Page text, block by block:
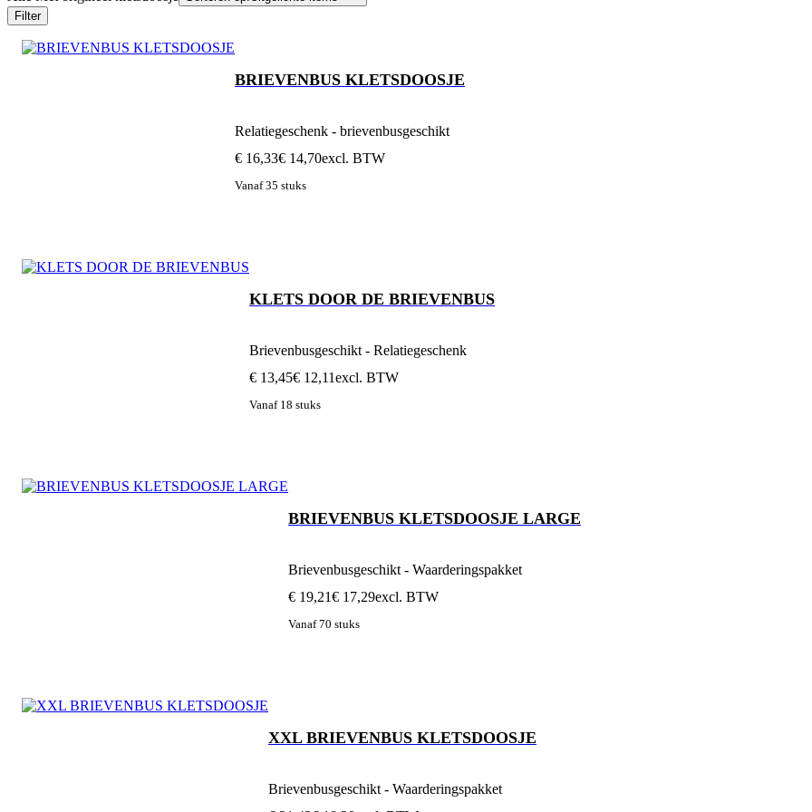
Filter
BRIEVENBUS KLETSDOOSJE
Relatiegeschenk - brievenbusgeschikt
€ 16,33€ 14,70excl. BTW
Vanaf 35 stuks
KLETS DOOR DE BRIEVENBUS
Brievenbusgeschikt - Relatiegeschenk
€ 13,45€ 12,11excl. BTW
Vanaf 18 stuks
BRIEVENBUS KLETSDOOSJE LARGE
Brievenbusgeschikt - Waarderingspakket
€ 19,21€ 17,29excl. BTW
Vanaf 70 stuks
XXL BRIEVENBUS KLETSDOOSJE
Brievenbusgeschikt - Waarderingspakket